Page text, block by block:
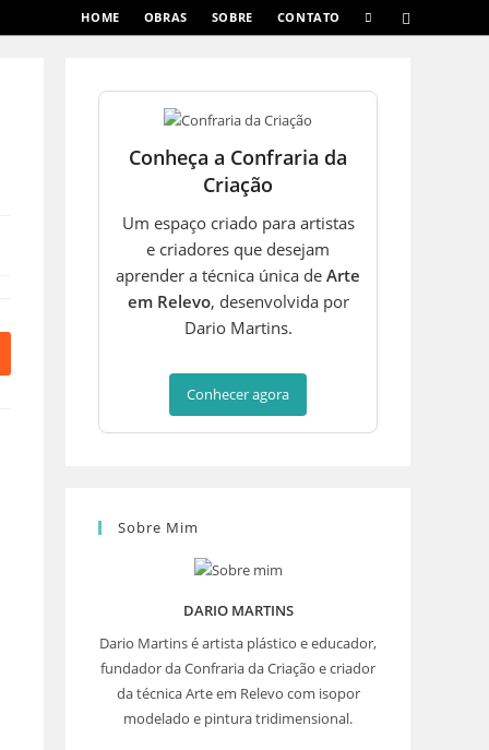
HOME OBRAS SOBRE CONTATO
ALTERNAR
DO
Conheça a Confraria da
Criação
Um espaço criado para artistas
e criadores que desejam
aprender a técnica única de Arte
em Relevo, desenvolvida por
Dario Martins.
Conhecer agora
Sobre Mim
DARIO MARTINS
Dario Martins é artista plástico e educador,
fundador da Confraria da Criação e criador
da técnica Arte em Relevo com isopor
modelado e pintura tridimensional.